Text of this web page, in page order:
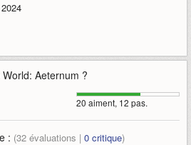
World: Aeternum ?
20 aiment, 12 pas.
: (32évaluations | 0critique)